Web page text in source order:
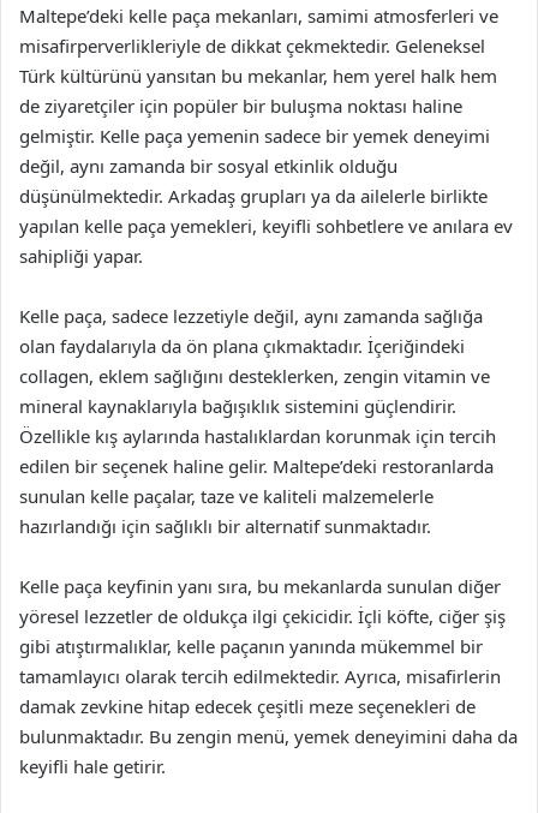
Maltepe’deki kelle paça mekanları, samimi atmosferleri ve
misafirperverlikleriyle de dikkat çekmektedir. Geleneksel
Türk kültürünü yansıtan bu mekanlar, hem yerel halk hem
de ziyaretçiler için popüler bir buluşma noktası haline
gelmiştir. Kelle paça yemenin sadece bir yemek deneyimi
değil, aynı zamanda bir sosyal etkinlik olduğu
düşünülmektedir. Arkadaş grupları ya da ailelerle birlikte
yapılan kelle paça yemekleri, keyifli sohbetlere ve anılara ev
sahipliği yapar.
Kelle paça, sadece lezzetiyle değil, aynı zamanda sağlığa
olan faydalarıyla da ön plana çıkmaktadır. İçeriğindeki
collagen, eklem sağlığını desteklerken, zengin vitamin ve
mineral kaynaklarıyla bağışıklık sistemini güçlendirir.
Özellikle kış aylarında hastalıklardan korunmak için tercih
edilen bir seçenek haline gelir. Maltepe’deki restoranlarda
sunulan kelle paçalar, taze ve kaliteli malzemelerle
hazırlandığı için sağlıklı bir alternatif sunmaktadır.
Kelle paça keyfinin yanı sıra, bu mekanlarda sunulan diğer
yöresel lezzetler de oldukça ilgi çekicidir. İçli köfte, ciğer şiş
gibi atıştırmalıklar, kelle paçanın yanında mükemmel bir
tamamlayıcı olarak tercih edilmektedir. Ayrıca, misafirlerin
damak zevkine hitap edecek çeşitli meze seçenekleri de
bulunmaktadır. Bu zengin menü, yemek deneyimini daha da
keyifli hale getirir.